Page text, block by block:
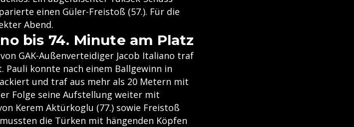
einen Güler-Freistoß (57.). Für die
Abend.
bis 74. Minute am Platz
GAK-Außenverteidiger Jacob Italiano traf
konnte nach einem Ballgewinn in
und traf aus mehr als 20 Metern mit
Folge seine Aufstellung weiter mit
Kerem Aktürkoglu (77.) sowie Freistoß
die Türken mit hängenden Köpfen